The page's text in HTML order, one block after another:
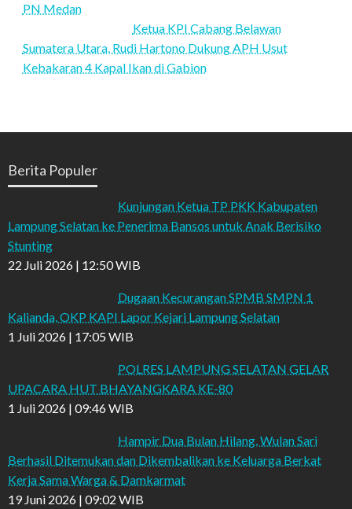
PN Medan
Ketua KPI Cabang Belawan
Sumatera Utara, Rudi Hartono Dukung APH Usut
Kebakaran 4 Kapal Ikan di Gabion
Berita Populer
Kunjungan Ketua TP PKK Kabupaten
Lampung Selatan ke Penerima Bansos untuk Anak Berisiko
Stunting
22 Juli 2026 | 12:50 WIB
Dugaan Kecurangan SPMB SMPN 1
Kalianda, OKP KAPI Lapor Kejari Lampung Selatan
1 Juli 2026 | 17:05 WIB
POLRES LAMPUNG SELATAN GELAR
UPACARA HUT BHAYANGKARA KE-80
1 Juli 2026 | 09:46 WIB
Hampir Dua Bulan Hilang, Wulan Sari
Berhasil Ditemukan dan Dikembalikan ke Keluarga Berkat
Kerja Sama Warga & Damkarmat
19 Juni 2026 | 09:02 WIB